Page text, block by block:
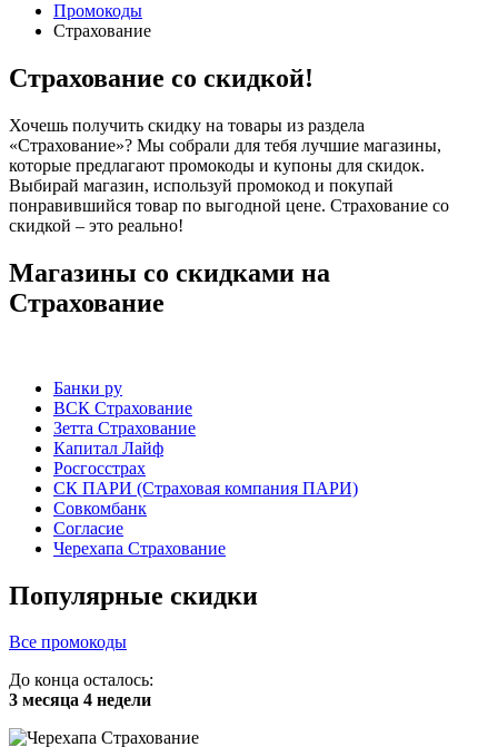
Промокоды
Страхование
Страхование со скидкой!
Хочешь получить скидку на товары из раздела
«Страхование»? Мы собрали для тебя лучшие магазины,
которые предлагают промокоды и купоны для скидок.
Выбирай магазин, используй промокод и покупай
понравившийся товар по выгодной цене. Страхование со
скидкой – это реально!
Магазины со скидками на
Страхование
Банки ру
ВСК Страхование
Зетта Страхование
Капитал Лайф
Росгосстрах
СК ПАРИ (Страховая компания ПАРИ)
Совкомбанк
Согласие
Черехапа Страхование
Популярные скидки
Все промокоды
До конца осталось:
3 месяца 4 недели